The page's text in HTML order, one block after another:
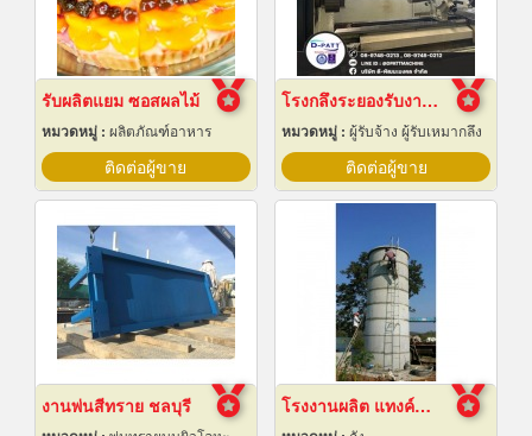
รับผลิตแยม ซอสผลไม้
หมวดหมู่ : ผลิตภัณฑ์อาหาร
ติดต่อผู้ขาย
โรงกลึงระยองรับงานผลิตด่วน
หมวดหมู่ : ผู้รับจ้าง ผู้รับเหมากลึง
ติดต่อผู้ขาย
งานพ่นสีทราย ชลบุรี โรงงานผลิต แทงค์น้ำคอนกรีตสำเร็จรูป